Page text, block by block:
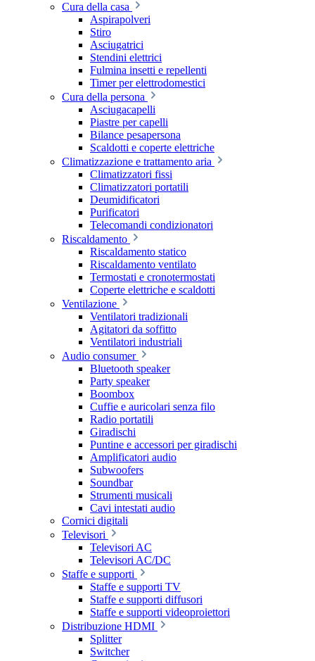
Cura della casa
Aspirapolveri
Stiro
Asciugatrici
Stendini elettrici
Fulmina insetti e repellenti
Timer per elettrodomestici
Cura della persona
Asciugacapelli
Piastre per capelli
Bilance pesapersona
Scaldotti e coperte elettriche
Climatizzazione e trattamento aria
Climatizzatori fissi
Climatizzatori portatili
Deumidificatori
Purificatori
Telecomandi condizionatori
Riscaldamento
Riscaldamento statico
Riscaldamento ventilato
Termostati e cronotermostati
Coperte elettriche e scaldotti
Ventilazione
Ventilatori tradizionali
Agitatori da soffitto
Ventilatori industriali
Audio consumer
Bluetooth speaker
Party speaker
Boombox
Cuffie e auricolari senza filo
Radio portatili
Giradischi
Puntine e accessori per giradischi
Amplificatori audio
Subwoofers
Soundbar
Strumenti musicali
Cavi intestati audio
Cornici digitali
Televisori
Televisori AC
Televisori AC/DC
Staffe e supporti
Staffe e supporti TV
Staffe e supporti diffusori
Staffe e supporti videoproiettori
Distribuzione HDMI
Splitter
Switcher